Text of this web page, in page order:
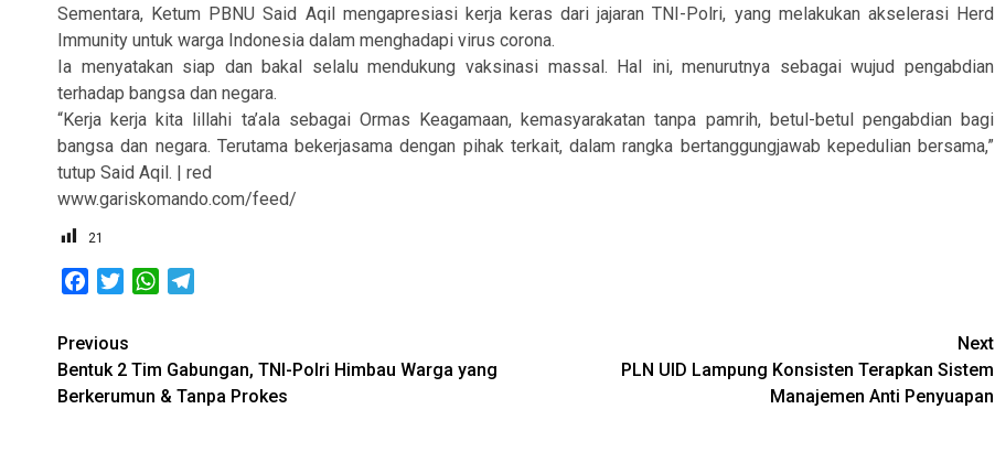
Sementara, Ketum PBNU Said Aqil mengapresiasi kerja keras dari jajaran TNI-Polri, yang melakukan akselerasi Herd
Immunity untuk warga Indonesia dalam menghadapi virus corona.
Ia menyatakan siap dan bakal selalu mendukung vaksinasi massal. Hal ini, menurutnya sebagai wujud pengabdian
terhadap bangsa dan negara.
“Kerja kerja kita lillahi ta’ala sebagai Ormas Keagamaan, kemasyarakatan tanpa pamrih, betul-betul pengabdian bagi
bangsa dan negara. Terutama bekerjasama dengan pihak terkait, dalam rangka bertanggungjawab kepedulian bersama,”
tutup Said Aqil. | red
www.gariskomando.com/feed/
21
FacebookTwitterWhatsApp
Post
navigation
Previous
Bentuk 2 Tim Gabungan, TNI-Polri Himbau Warga yang
Berkerumun & Tanpa Prokes
Next
PLN UID Lampung Konsisten Terapkan Sistem
Manajemen Anti Penyuapan